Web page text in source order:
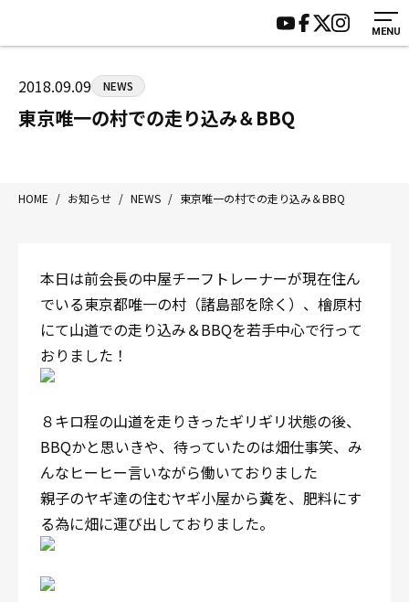
MENU
八王子中屋ボクシングジム
〒192-0072 東京都八王子市南町3-8 第2原嶋ビル1F
Tel/Fax：042-622-7222
営業時間：月〜土 14:00〜22:00 / 日・祝 14:00〜19:00
HOME
ジムについて
トレーニング
入会案内
施設紹介
会員様の声
サポーター募集
2018.09.09 NEWS
東京唯一の村での走り込み＆BBQ
HOME / お知らせ / NEWS / 東京唯一の村での走り込み＆BBQ
本日は前会長の中屋チーフトレーナーが現在住ん
でいる東京都唯一の村（諸島部を除く）、檜原村
にて山道での走り込み＆BBQを若手中心で行って
おりました！
８キロ程の山道を走りきったギリギリ状態の後、
BBQかと思いきや、待っていたのは畑仕事笑、み
んなヒーヒー言いながら働いておりました
親子のヤギ達の住むヤギ小屋から糞を、肥料にす
る為に畑に運び出しておりました。